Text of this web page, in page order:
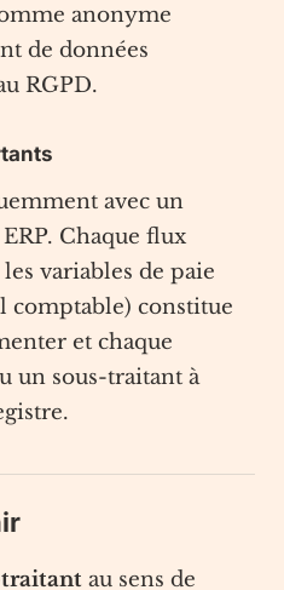
anonyme
de données
RGPD.
avec un
Chaque flux
variables de paie
comptable) constitue
et chaque
un sous-traitant à
traitant au sens de